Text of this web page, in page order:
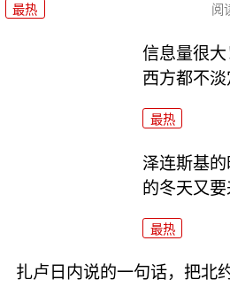
最热 阅
信息量很
西方都不淡
最热
泽连斯基
的冬天又要
最热
扎卢日内说的一句话，把北